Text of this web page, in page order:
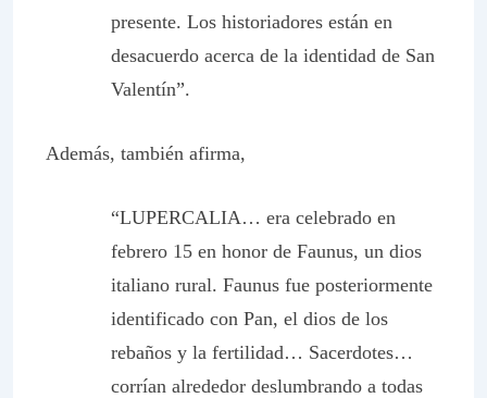
presente. Los historiadores están en
desacuerdo acerca de la identidad de San
Valentín”.
Además, también afirma,
“LUPERCALIA… era celebrado en
febrero 15 en honor de Faunus, un dios
italiano rural. Faunus fue posteriormente
identificado con Pan, el dios de los
rebaños y la fertilidad… Sacerdotes…
corrían alrededor deslumbrando a todas